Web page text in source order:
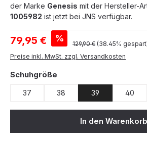
der Marke Genesis mit der Hersteller-
1005982 ist jetzt bei JNS verfügbar.
Verkaufspreis:
79,95 € % Regulärer Preis:
129,90 € (38.45%
Preise inkl. MwSt. zzgl. Versandkosten
Schuhgröße
37 38 39 40
In den Warenkorb